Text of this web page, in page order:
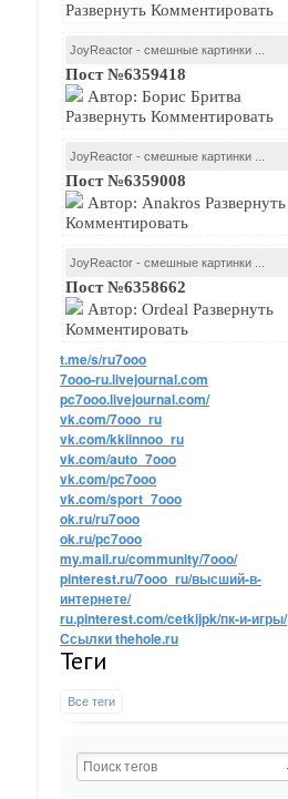
Развернуть Комментировать
JoyReactor - смешные картинки ...
Пост №6359418
Автор: Борис Бритва
Развернуть Комментировать
JoyReactor - смешные картинки ...
Пост №6359008
Автор: Anakros Развернуть
Комментировать
JoyReactor - смешные картинки ...
Пост №6358662
Автор: Ordeal Развернуть
Комментировать
t.me/s/ru7ooo
7ooo-ru.livejournal.com
pc7ooo.livejournal.com/
vk.com/7ooo_ru
vk.com/kkiinnoo_ru
vk.com/auto_7ooo
vk.com/pc7ooo
vk.com/sport_7ooo
ok.ru/ru7ooo
ok.ru/pc7ooo
my.mail.ru/community/7ooo/
pinterest.ru/7ooo_ru/высший-в-
интернете/
ru.pinterest.com/cetkijpk/пк-и-игры/
Ссылки thehole.ru
Теги
Все теги